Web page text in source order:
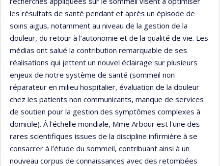
les résultats de santé pendant et après un épisode de
soins aigus, notamment au niveau de la gestion de la
douleur, du retour à l’autonomie et de la qualité de vie. Les
médias ont salué la contribution remarquable de ses
réalisations qui jettent un nouvel éclairage sur plusieurs
enjeux de notre système de santé (sommeil non
réparateur en milieu hospitalier, évaluation de la douleur
chez les patients non communicants, manque de services
de soutien pour la gestion des symptômes complexes à
domicile). À l'échelle mondiale, Mme Arbour est l'une des
rares scientifiques issues de la discipline infirmière à se
consacrer à l’étude du sommeil, contribuant ainsi à un
nouveau corpus de connaissances avec des retombées